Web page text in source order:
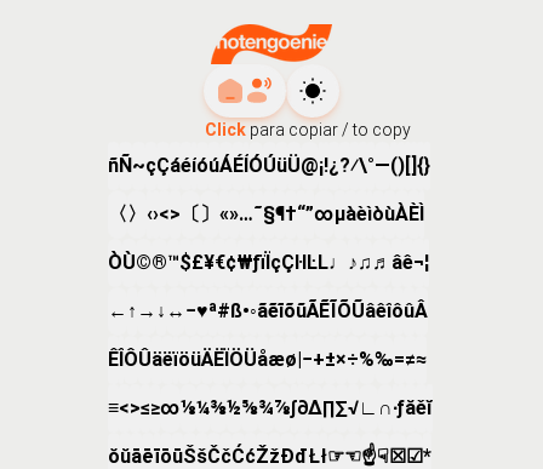
Clickpara copiar / to copy
ñÑ~çÇáéíóúÁÉÍÓÚüÜ@¡!¿?⁄\°—()[]{}
〈〉 ‹›<> 〔〕«»…˜§¶†“”∞µàèìòùÀÈÌ
ÒÙ©®™$£¥€¢₩ƒïÏçÇŀlĿL♩ ♪♫ ♬ âê¬¦
← ↑ → ↓ ↔ −♥ª#ß•◦ãẽĩõũÃẼĨÕŨâêîôûÂ
ÊÎÔÛäëïöüÄËÏÖÜåæø|−+±×÷%‰=≠≈
≡<>≤≥∞⅛¼⅜½⅝¾⅞∫∂∆∏∑√∟ ∩∙ƒăěĭ
ŏŭāēīōūŠšČčĆćŽžĐđŁł☞☜☝☟☒☑*